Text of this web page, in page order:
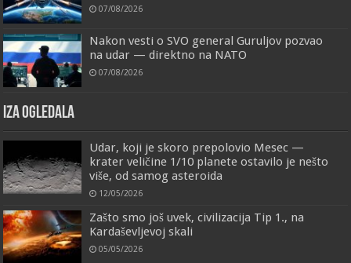
07/08/2026
Nakon vesti o SVO general Guruljov pozvao
na udar — direktno na NATO
07/08/2026
IZA OGLEDALA
Udar, koji je skoro prepolovio Mesec —
krater veličine 1/10 planete ostavilo je nešto
više, od samog asteroida
12/05/2026
Zašto smo još uvek, civilizacija Tip 1., na
Kardaševljevoj skali
05/05/2026